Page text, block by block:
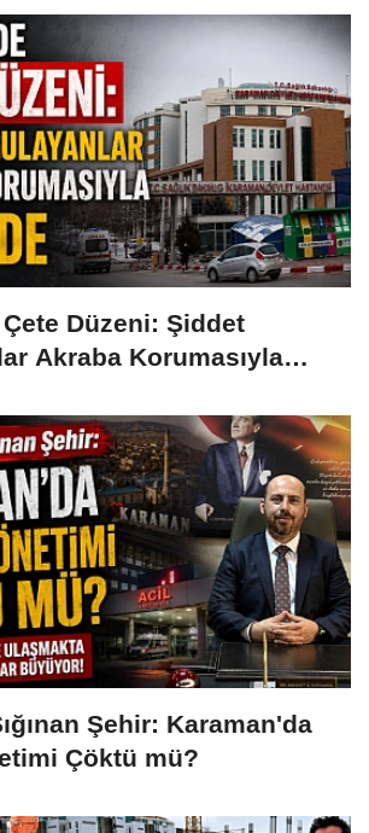
Düzeni: Şiddet
Akraba Korumasıyla
Şehir: Karaman'da
Çöktü mü?